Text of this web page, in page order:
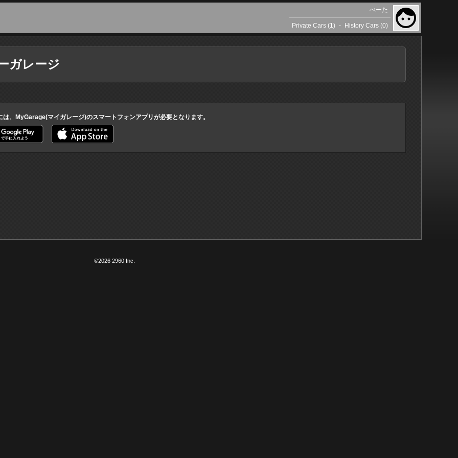
べーた
Private Cars (1) ・ History Cars (0)
ガレージ
は、MyGarage(マイガレージ)のスマートフォンアプリが必要となります。
©2026 2960 Inc.